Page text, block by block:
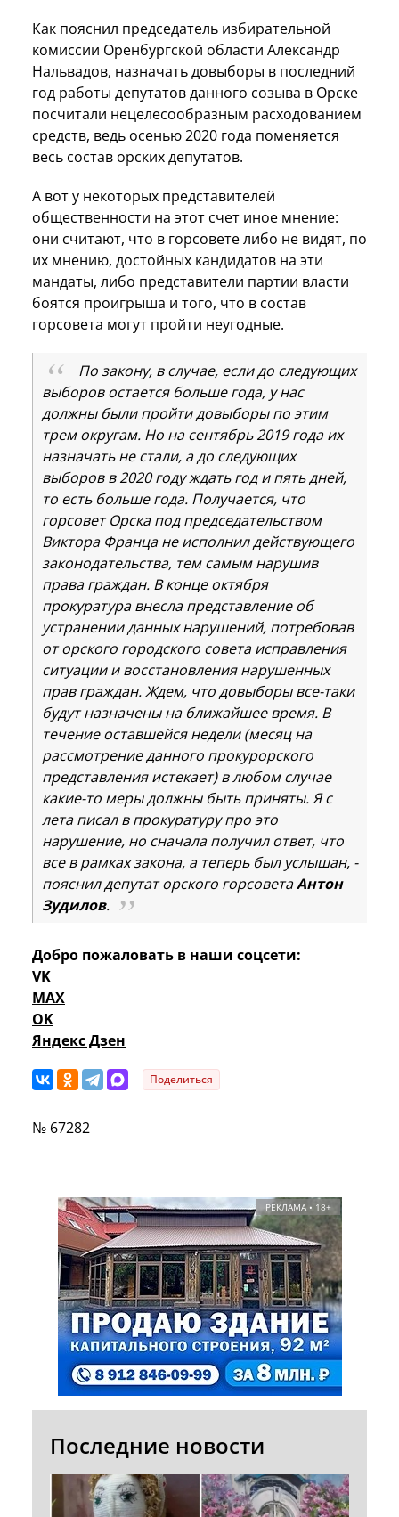
Как пояснил председатель избирательной
комиссии Оренбургской области Александр
Нальвадов, назначать довыборы в последний
год работы депутатов данного созыва в Орске
посчитали нецелесообразным расходованием
средств, ведь осенью 2020 года поменяется
весь состав орских депутатов.
А вот у некоторых представителей
общественности на этот счет иное мнение:
они считают, что в горсовете либо не видят, по
их мнению, достойных кандидатов на эти
мандаты, либо представители партии власти
боятся проигрыша и того, что в состав
горсовета могут пройти неугодные.
По закону, в случае, если до следующих
выборов остается больше года, у нас
должны были пройти довыборы по этим
трем округам. Но на сентябрь 2019 года их
назначать не стали, а до следующих
выборов в 2020 году ждать год и пять дней,
то есть больше года. Получается, что
горсовет Орска под председательством
Виктора Франца не исполнил действующего
законодательства, тем самым нарушив
права граждан. В конце октября
прокуратура внесла представление об
устранении данных нарушений, потребовав
от орского городского совета исправления
ситуации и восстановления нарушенных
прав граждан. Ждем, что довыборы все-таки
будут назначены на ближайшее время. В
течение оставшейся недели (месяц на
рассмотрение данного прокурорского
представления истекает) в любом случае
какие-то меры должны быть приняты. Я с
лета писал в прокуратуру про это
нарушение, но сначала получил ответ, что
все в рамках закона, а теперь был услышан, -
пояснил депутат орского горсоветаАнтон
Зудилов.
Добро пожаловать в наши соцсети:
VK
MAX
OK
Яндекс Дзен
Поделиться
№ 67282
РЕКЛАМА • 18+
Последние новости